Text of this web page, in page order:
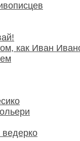
как Иван